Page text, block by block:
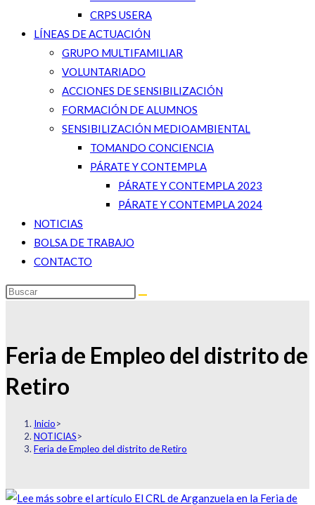
CRPS USERA
LÍNEAS DE ACTUACIÓN
GRUPO MULTIFAMILIAR
VOLUNTARIADO
ACCIONES DE SENSIBILIZACIÓN
FORMACIÓN DE ALUMNOS
SENSIBILIZACIÓN MEDIOAMBIENTAL
TOMANDO CONCIENCIA
PÁRATE Y CONTEMPLA
PÁRATE Y CONTEMPLA 2023
PÁRATE Y CONTEMPLA 2024
NOTICIAS
BOLSA DE TRABAJO
CONTACTO
Feria de Empleo del distrito de
Retiro
Inicio>
NOTICIAS>
Feria de Empleo del distrito de Retiro